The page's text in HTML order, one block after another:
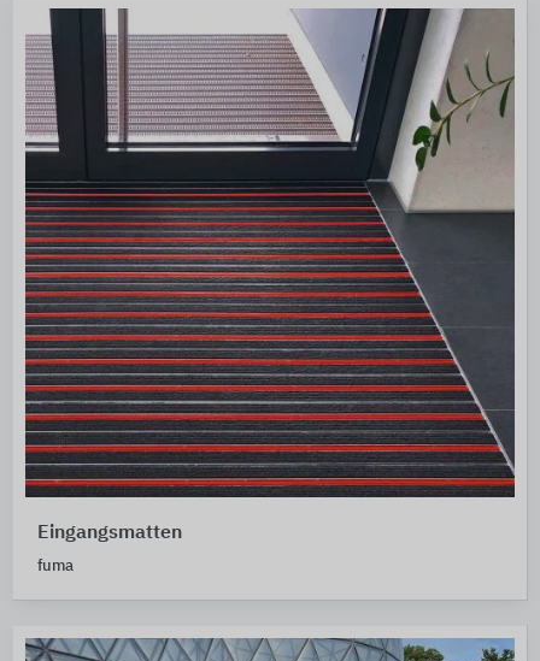
Eingangsmatten
fuma